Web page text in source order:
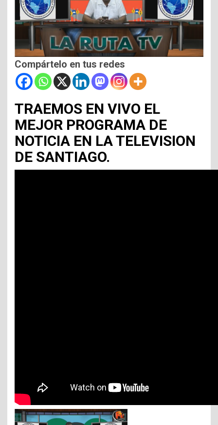
Compártelo en tus redes
TRAEMOS EN VIVO EL
MEJOR PROGRAMA DE
NOTICIA EN LA TELEVISION
DE SANTIAGO.